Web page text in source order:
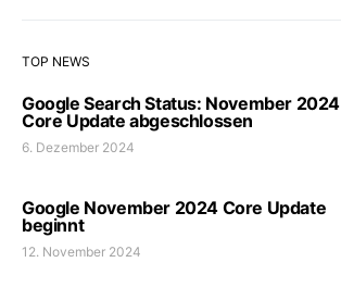
TOP NEWS
Google Search Status: November 2024
Core Update abgeschlossen
6. Dezember 2024
Google November 2024 Core Update
beginnt
12. November 2024